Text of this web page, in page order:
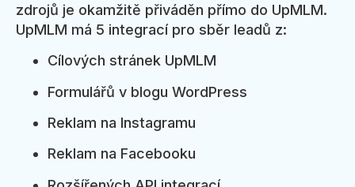
zdrojů je okamžitě přiváděn přímo do UpMLM.
UpMLM má 5 integrací pro sběr leadů z:
Cílových stránek UpMLM
Formulářů v blogu WordPress
Reklam na Instagramu
Reklam na Facebooku